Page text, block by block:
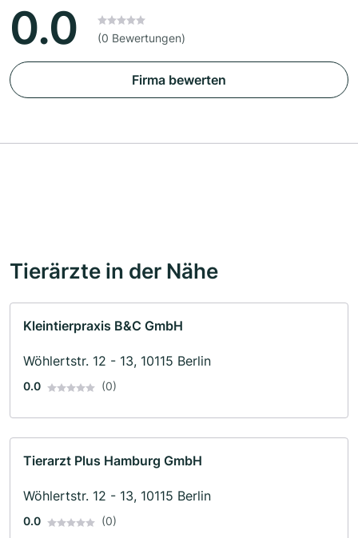
0.0 (0 Bewertungen)
Firma bewerten
Tierärzte in der Nähe
Kleintierpraxis B&C GmbH
Wöhlertstr. 12 - 13, 10115 Berlin
0.0 (0)
Tierarzt Plus Hamburg GmbH
Wöhlertstr. 12 - 13, 10115 Berlin
0.0 (0)